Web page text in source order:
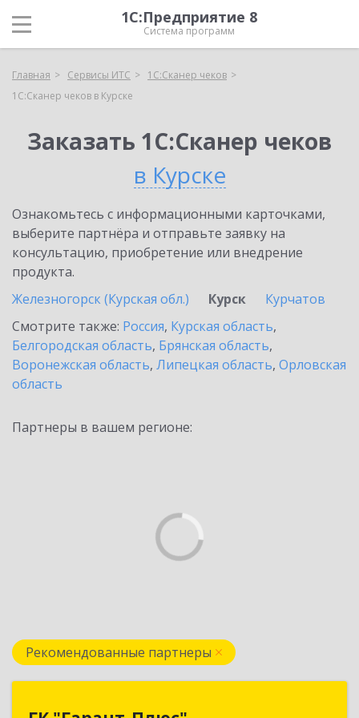
1С:Предприятие 8
Система программ
Главная Сервисы ИТС
1С:Сканер чеков
1С:Сканер чеков в Курске
Заказать 1С:Сканер чеков
в Курске
Ознакомьтесь с информационными карточками,
выберите партнёра и отправьте заявку на
консультацию, приобретение или внедрение
продукта.
Железногорск (Курская обл.)
Курск
Курчатов
Смотрите также: Россия, Курская область,
Белгородская область, Брянская область,
Воронежская область, Липецкая область, Орловская
область
Партнеры в вашем регионе:
Рекомендованные партнеры